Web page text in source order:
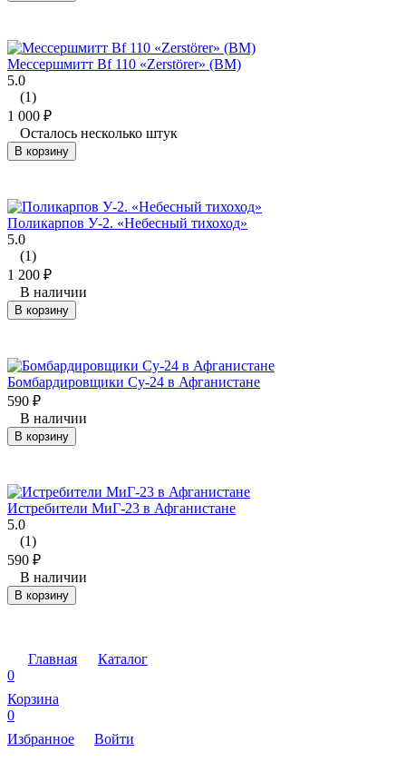
Мессершмитт Bf 110 «Zerstörer» (ВМ)
5.0
(1)
1 000 ₽
Осталось несколько штук
В корзину
Поликарпов У-2. «Небесный тихоход»
5.0
(1)
1 200 ₽
В наличии
В корзину
Бомбардировщики Су-24 в Афганистане
590 ₽
В наличии
В корзину
Истребители МиГ-23 в Афганистане
5.0
(1)
590 ₽
В наличии
В корзину
Главная
Каталог
0
Корзина
0
Избранное
Войти